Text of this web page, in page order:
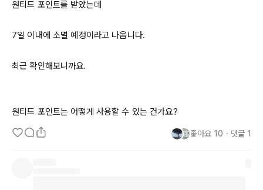
원티드 포인트를 받았는데
7일 이내에 소멸 예정이라고 나옵니다.
최근 확인해보니까요.
원티드 포인트는 어떻게 사용할 수 있는 건가요?
좋아요 10 ・ 댓글 1